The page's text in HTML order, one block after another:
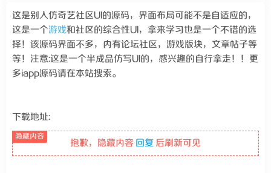
这是别人仿奇艺社区UI的源码，界面布局可能不是自适应的，
这是一个游戏和社区的综合性UI，拿来学习也是一个不错的选
择！该源码界面不多，内有论坛社区，游戏版块，文章帖子等
等！注意:这是一个半成品仿写UI的，感兴趣的自行拿走！！更
多iapp源码请在本站搜索。
下载地址:
抱歉，隐藏内容 回复 后刷新可见